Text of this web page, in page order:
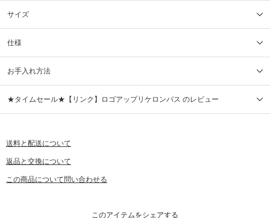
サイズ
仕様
お手入れ方法
★タイムセール★【リンク】ロゴアップリケロンパス のレビュー
送料と配送について
返品と交換について
この商品について問い合わせる
このアイテムをシェアする